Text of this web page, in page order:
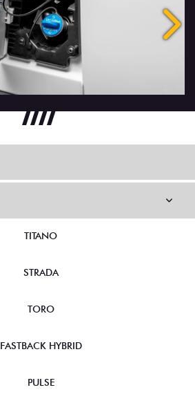
TITANO
STRADA
TORO
FASTBACK HYBRID
PULSE